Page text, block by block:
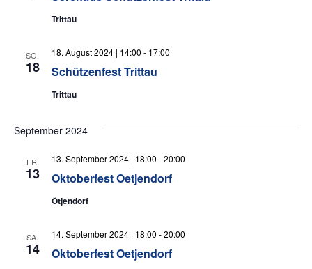
Trittau
SO.
18 Schützenfest Trittau
18. August 2024 | 14:00 - 17:00
Trittau
September 2024
FR.
13 Oktoberfest Oetjendorf
13. September 2024 | 18:00 -20:00
Ötjendorf
SA.
14 Oktoberfest Oetjendorf
14. September 2024 | 18:00 -20:00